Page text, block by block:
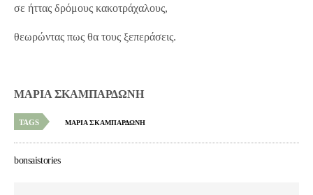
σε ήττας δρόμους κακοτράχαλους,
θεωρώντας πως θα τους ξεπεράσεις.
ΜΑΡΙΑ ΣΚΑΜΠΑΡΔΩΝΗ
TAGS ΜΑΡΙΑ ΣΚΑΜΠΑΡΔΩΝΗ
bonsaistories